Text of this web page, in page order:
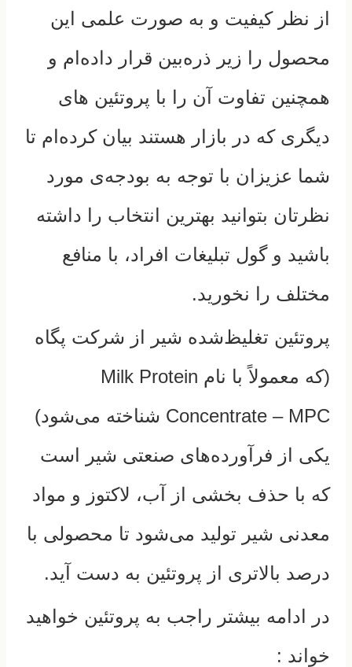
از نظر کیفیت و به صورت علمی این
محصول را زیر ذره‌بین قرار داده‌ام و
همچنین تفاوت آن را با پروتئین های
دیگری که در بازار هستند بیان کرده‌ام تا
شما عزیزان با توجه به بودجه‌ی مورد
نظرتان بتوانید بهترین انتخاب را داشته
باشید و گول تبلیغات افراد، با منافع
مختلف را نخورید.
پروتئین تغلیظ‌شده شیر از شرکت پگاه
(که معمولاً با نام Milk Protein
Concentrate – MPC شناخته می‌شود)
یکی از فرآورده‌های صنعتی شیر است
که با حذف بخشی از آب، لاکتوز و مواد
معدنی شیر تولید می‌شود تا محصولی با
درصد بالاتری از پروتئین به دست آید.
در ادامه بیشتر راجب به پروتئین خواهید
خواند :